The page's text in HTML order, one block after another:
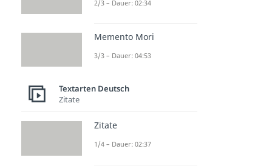
2/3 – Dauer: 02:34
Memento Mori
3/3 – Dauer: 04:53
Textarten Deutsch
Zitate
Zitate
1/4 – Dauer: 02:37